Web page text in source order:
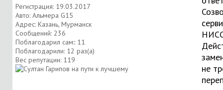
Регистрация: 19.03.2017
Авто: Альмера G15
Адрес: Казань, Мурманск
Сообщений: 236
Поблагодарил сам:: 11
Поблагодарили: 12 раз(а)
Вес репутации: 119
не